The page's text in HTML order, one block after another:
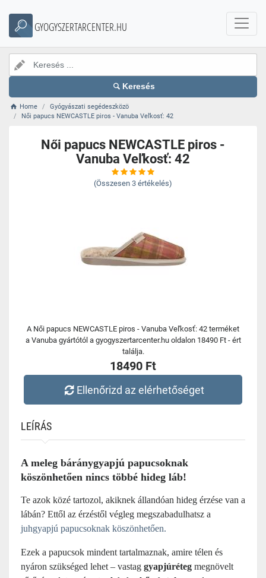
GYOGYSZERTARCENTER.HU
Keresés
Home
Gyógyászati segédeszközö
Női papucs NEWCASTLE piros - Vanuba Veľkosť: 42
Női papucs NEWCASTLE piros -
Vanuba Veľkosť: 42
(Összesen 3 értékelés)
A Női papucs NEWCASTLE piros - Vanuba Veľkosť: 42 terméket
a Vanuba gyártótól a gyogyszertarcenter.hu oldalon 18490 Ft - ért
találja.
18490 Ft
Ellenőrizd az elérhetőséget
LEÍRÁS
A meleg báránygyapjú papucsoknak
köszönhetően nincs többé hideg láb!
Te azok közé tartozol, akiknek állandóan hideg érzése van a
lábán? Ettől az érzéstől végleg megszabadulhatsz a
juhgyapjú papucsoknak köszönhetően.
Ezek a papucsok mindent tartalmaznak, amire télen és
nyáron szükséged lehet – vastag gyapjúréteg megnövelt